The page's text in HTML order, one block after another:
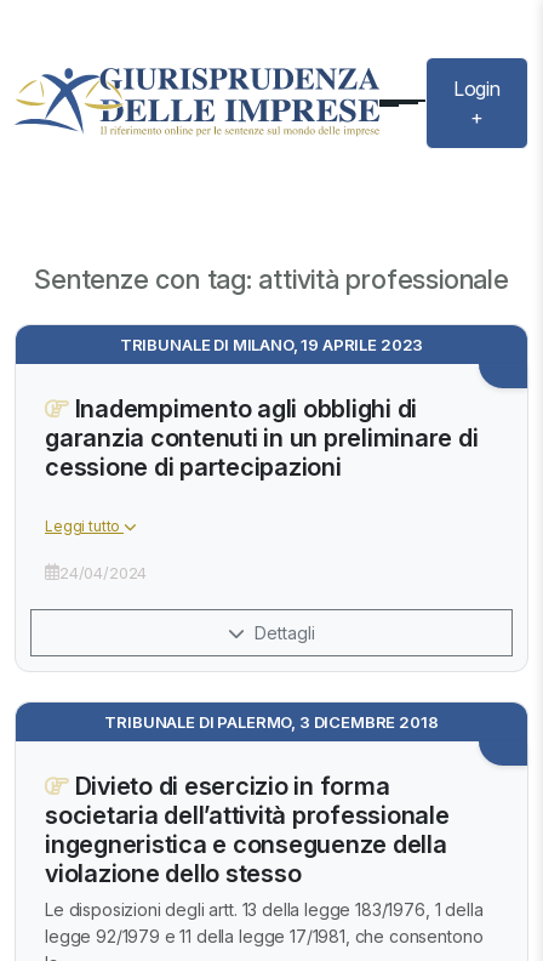
Login
+
Sentenze con tag: attività professionale
TRIBUNALE DI MILANO, 19 APRILE 2023
Inadempimento agli obblighi di
garanzia contenuti in un preliminare di
cessione di partecipazioni
Leggi tutto
24/04/2024
Dettagli
TRIBUNALE DI PALERMO, 3 DICEMBRE 2018
Divieto di esercizio in forma
societaria dell’attività professionale
ingegneristica e conseguenze della
violazione dello stesso
Le disposizioni degli artt. 13 della legge 183/1976, 1 della
legge 92/1979 e 11 della legge 17/1981, che consentono